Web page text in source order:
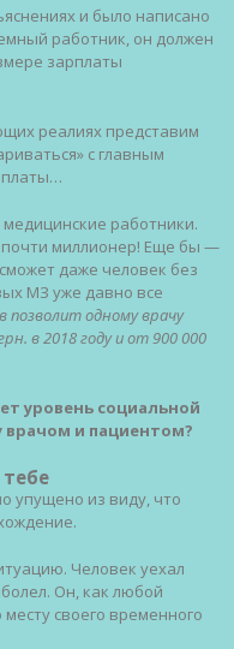
и было написано
работник, он должен
зарплаты
реалиях представим
с главным
платы…
работники.
почти миллионер! Еще бы —
даже человек без
МЗ уже давно все
позволит одному врачу
в 2018 году и от 900 000
уровень социальной
и пациентом?
упущено из виду, что
Человек уехал
Он, как любой
своего временного